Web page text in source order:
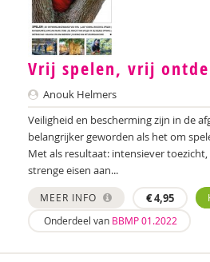
Vrij spelen, vrij
Anouk Helmers
Veiligheid en bescherming zijn in de
belangrijker geworden als het om
Met als resultaat: intensiever
strenge eisen aan...
MEER INFO €4,95
Onderdeel van BBMP 01.2022